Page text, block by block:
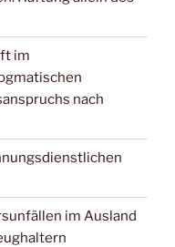
im
nach
im Ausland